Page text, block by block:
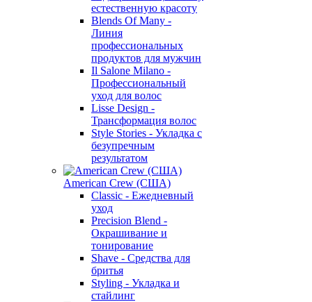
естественную красоту
Blends Of Many -
Линия
профессиональных
продуктов для мужчин
Il Salone Milano -
Профессиональный
уход для волос
Lisse Design -
Трансформация волос
Style Stories - Укладка с
безупречным
результатом
American Crew (США)
Classic - Ежедневный
уход
Precision Blend -
Окрашивание и
тонирование
Shave - Средства для
бритья
Styling - Укладка и
стайлинг